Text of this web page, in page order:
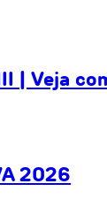
| Veja
2026